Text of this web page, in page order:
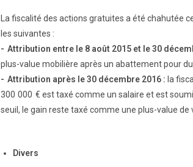
La fiscalité des actions gratuites a été chahutée
les suivantes :
- Attribution entre le 8 août 2015 et le 30
plus-value mobilière après un abattement pour
- Attribution après le 30 décembre 2016 : la
300 000 € est taxé comme un salaire et est
seuil, le gain reste taxé comme une plus-value de
Divers